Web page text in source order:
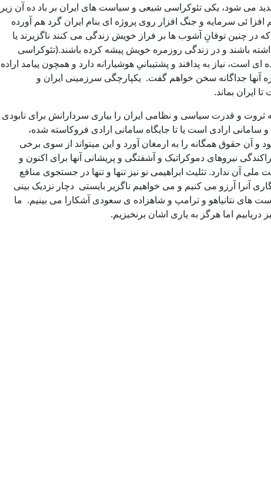
می شود، یکی تئوکراسی شیعی و سیاست های ایران بر باد ده آن زیر
ئی سرمایه و جنگ افزار روی پروژه ای بنام ایران گرد هم آورده
توفانِ آشوب ها بر فراز خویش زندگی می کنند ناگزیرند یا
باشند و در زندگی روزمره خویش پیشه کرده باشند.(تئوکراسی
نیاز به پدافند و پشتیبانیِ هوشیارانه دارد و همچون پیامد اراده
جداگانه سخن خواهم گفت. یکپارچگی سرزمینی ایران و
ایران بماند.
و قدرت سیاسی و نظامی ایران را بیاری سردارانش برای نابودی
ارادی است یا تا جایگاه سامانی ارادی فروکاسته شده،
آن حقوق همگانه را به ارمغان آورد و این میتواند از سوی برخی
نیروهای دموکراتیک و آشفتگی و پریشانی آنها برای اکنون و
آن ندارد. تثلیث ابراهیمی نو نیز تنها و تنها در جستجوی منافع
آنرا آرزو می کنیم و می خواهیم ناگزیر بایستی دچار نزدیک بینی
های نتانیاهو و ترامپ و شاهزاده ی سعودی آشکارا می بینیم. ما
دریابیم اما هرگز به یاری اشان برنخیزیم.